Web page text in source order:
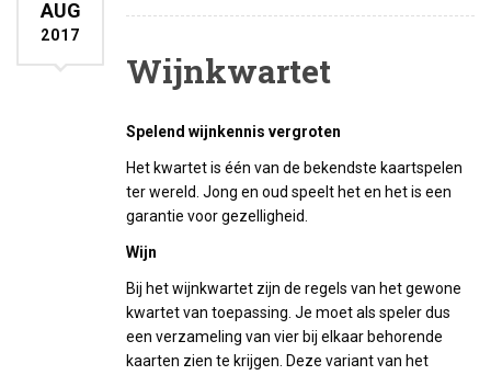
AUG
2017
Wijnkwartet
Spelend wijnkennis vergroten
Het kwartet is één van de bekendste kaartspelen
ter wereld. Jong en oud speelt het en het is een
garantie voor gezelligheid.
Wijn
Bij het wijnkwartet zijn de regels van het gewone
kwartet van toepassing. Je moet als speler dus
een verzameling van vier bij elkaar behorende
kaarten zien te krijgen. Deze variant van het